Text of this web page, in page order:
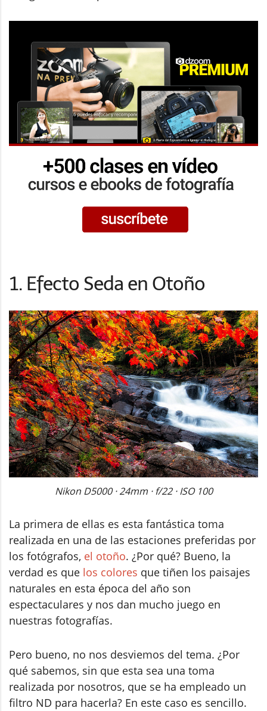
1. Efecto Seda en Otoño
Nikon D5000 · 24mm · f/22 · ISO 100
La primera de ellas es esta fantástica toma
realizada en una de las estaciones preferidas por
los fotógrafos, el otoño. ¿Por qué? Bueno, la
verdad es que los colores que tiñen los paisajes
naturales en esta época del año son
espectaculares y nos dan mucho juego en
nuestras fotografías.
Pero bueno, no nos desviemos del tema. ¿Por
qué sabemos, sin que esta sea una toma
realizada por nosotros, que se ha empleado un
filtro ND para hacerla? En este caso es sencillo.